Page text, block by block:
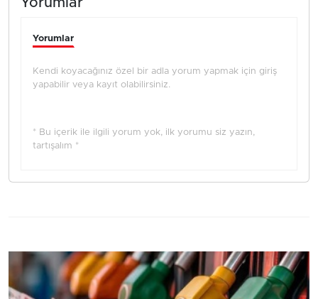
Yorumlar
Yorumlar
Kendi koyacağınız özel bir adla yorum yapmak için giriş
yapabilir veya kayıt olabilirsiniz.
* Bu içerik ile ilgili yorum yok, ilk yorumu siz yazın,
tartışalım *